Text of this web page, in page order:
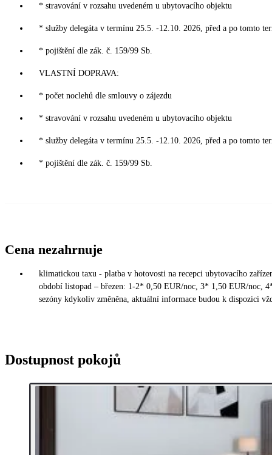
* stravování v rozsahu uvedeném u ubytovacího objektu
* služby delegáta v termínu 25.5. -12.10. 2026, před a po tomto
* pojištění dle zák. č. 159/99 Sb.
VLASTNÍ DOPRAVA:
* počet noclehů dle smlouvy o zájezdu
* stravování v rozsahu uvedeném u ubytovacího objektu
* služby delegáta v termínu 25.5. -12.10. 2026, před a po tomto
* pojištění dle zák. č. 159/99 Sb.
Cena nezahrnuje
klimatickou taxu - platba v hotovosti na recepci ubytovacího
období listopad – březen: 1-2* 0,50 EUR/noc, 3* 1,50 EUR/noc,
sezóny kdykoliv změněna, aktuální informace budou k dispozici
Dostupnost pokojů